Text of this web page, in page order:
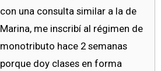
con una consulta similar a la de
Marina, me inscribí al régimen de
monotributo hace 2 semanas
porque doy clases en forma